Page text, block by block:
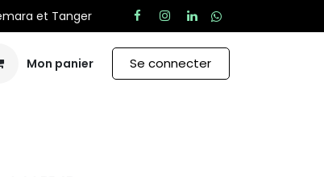
et Tanger
Mon panier Se connecter